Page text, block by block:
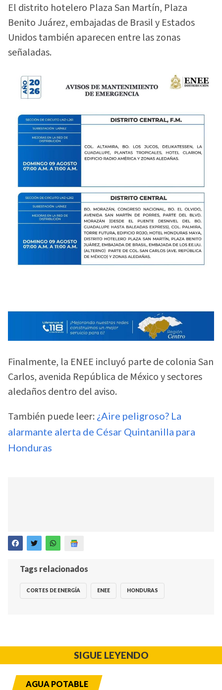
El distrito hotelero Plaza San Martín, Plaza
Benito Juárez, embajadas de Brasil y Estados
Unidos también aparecen entre las zonas
señaladas.
Finalmente, la ENEE incluyó parte de colonia San
Carlos, avenida República de México y sectores
aledaños dentro del aviso.
También puede leer: ¿Aire peligroso? La
alarmante alerta de César Quintanilla para
Honduras
Tags relacionados
CORTES DE ENERGÍA ENEE HONDURAS
SIGUE LEYENDO
AGUA POTABLE